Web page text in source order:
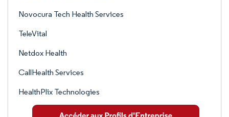
Novocura Tech Health Services
TeleVital
Netdox Health
CallHealth Services
HealthPlix Technologies